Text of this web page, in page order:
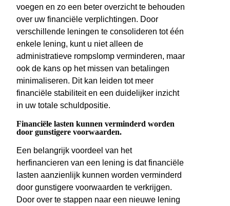
voegen en zo een beter overzicht te behouden
over uw financiële verplichtingen. Door
verschillende leningen te consolideren tot één
enkele lening, kunt u niet alleen de
administratieve rompslomp verminderen, maar
ook de kans op het missen van betalingen
minimaliseren. Dit kan leiden tot meer
financiële stabiliteit en een duidelijker inzicht
in uw totale schuldpositie.
Financiële lasten kunnen verminderd worden
door gunstigere voorwaarden.
Een belangrijk voordeel van het
herfinancieren van een lening is dat financiële
lasten aanzienlijk kunnen worden verminderd
door gunstigere voorwaarden te verkrijgen.
Door over te stappen naar een nieuwe lening